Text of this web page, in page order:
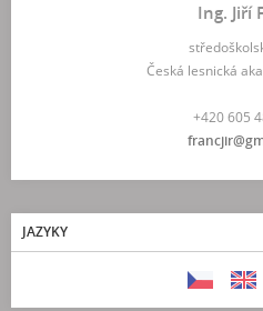
Ing. Jiří
Česká lesnická
+420 605
JAZYKY